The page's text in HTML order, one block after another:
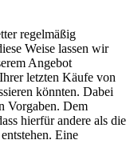
regelmäßig
Weise lassen wir
Angebot
letzten Käufe von
könnten. Dabei
Vorgaben. Dem
hierfür andere als die
Eine